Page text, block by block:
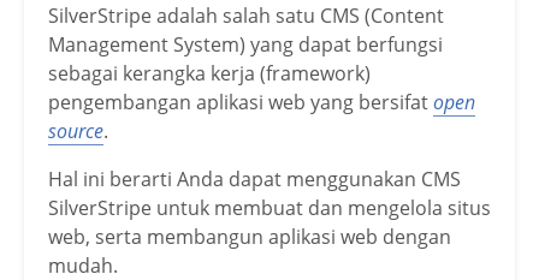
SilverStripe adalah salah satu CMS (Content
Management System) yang dapat berfungsi
sebagai kerangka kerja (framework)
pengembangan aplikasi web yang bersifatopen
source.
Hal ini berarti Anda dapat menggunakan CMS
SilverStripe untuk membuat dan mengelola situs
web, serta membangun aplikasi web dengan
mudah.